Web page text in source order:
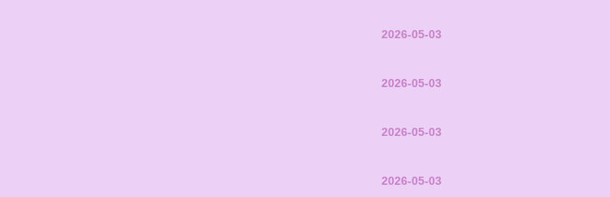
2026-05-03
2026-05-03
2026-05-03
2026-05-03